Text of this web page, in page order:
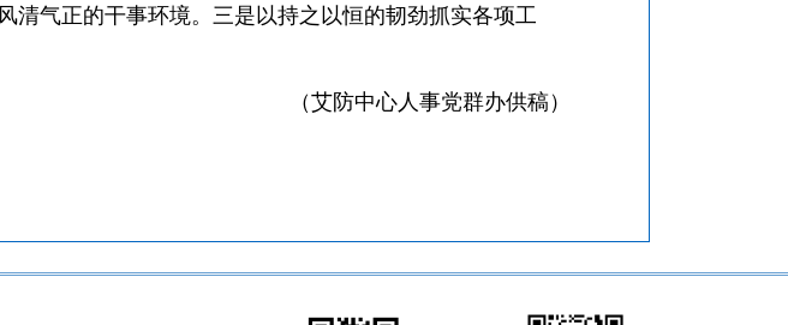
清气正的干事环境。三是以持之以恒的韧劲抓实各项工
（艾防中心人事党群办供稿）